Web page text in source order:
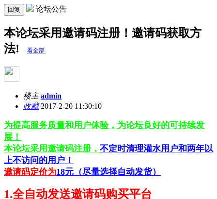
回复 论坛公告
本论坛采用邀请码注册！邀请码获取方
法!
看全部
楼主 admin
收藏2017-2-20 11:30:10
为提高服务质量和用户体验，为论坛良好的可持续发
展！
本论坛采用邀请码注册， 不定时清理灌水用户和两年以
上不访问的用户！
邀请码定价为18元（尽量选择自动发货）
1.全自动发送邀请码购买平台